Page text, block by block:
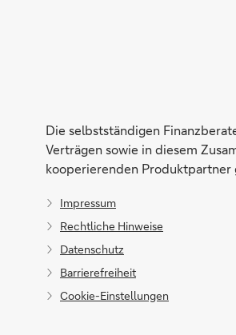
Die selbstständigen
Verträgen sowie in diesem
kooperierenden Produktpartner
Impressum
Rechtliche Hinweise
Datenschutz
Barrierefreiheit
Cookie-Einstellungen